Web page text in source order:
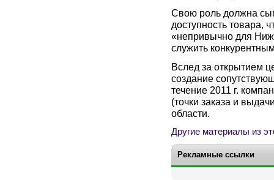
Свою роль должна
доступность товара,
«непривычно для
служить
Вслед за открытием
создание
течение 2011 г.
(точки заказа и
области.
Другие материалы из
Рекламные ссылки